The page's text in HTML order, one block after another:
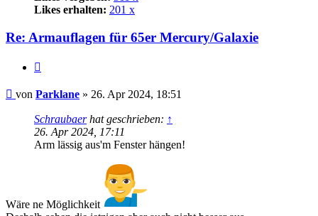
Likes erhalten: 201 x
Re: Armauflagen für 65er Mercury/Galaxie
Beitrag
von Parklane » 26. Apr 2024, 18:51
Schraubaerhat geschrieben: ↑
26. Apr 2024, 17:11
Arm lässig aus'm Fenster hängen!
Wäre ne Möglichkeit